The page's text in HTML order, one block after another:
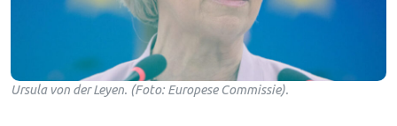
Ursula von der Leyen. (Foto: Europese Commissie).